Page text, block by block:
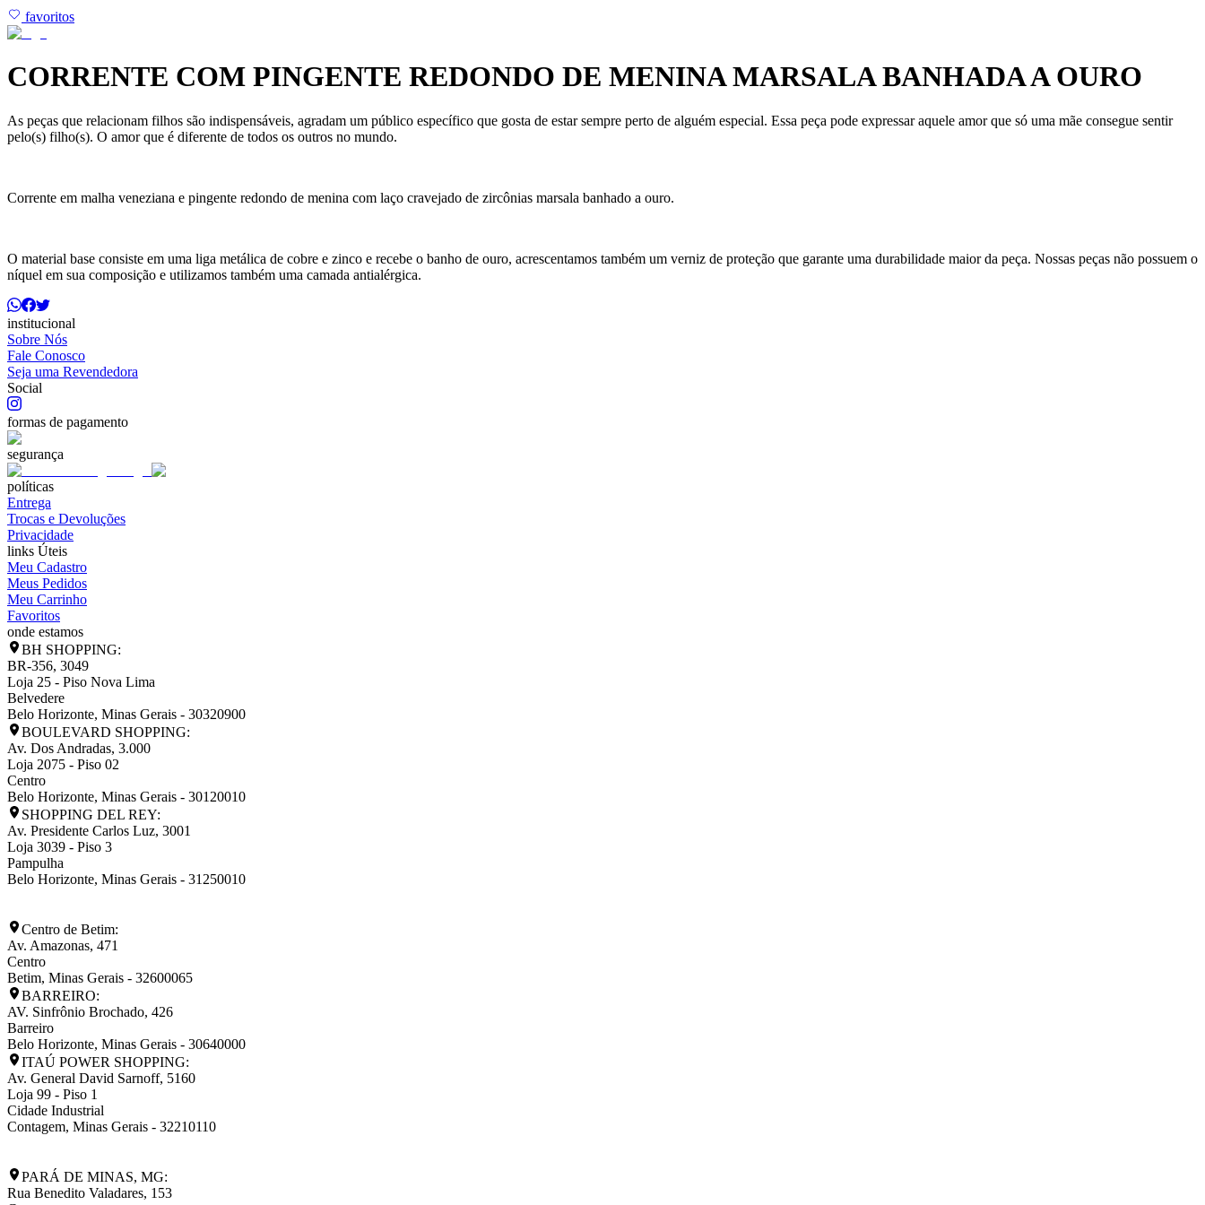
favoritos
CORRENTE COM PINGENTE REDONDO DE MENINA MARSALA BANHADA A OURO
As peças que relacionam filhos são indispensáveis, agradam um público específico que gosta de estar sempre perto de alguém especial. Essa peça pode expressar aquele amor que só uma mãe consegue sentir
pelo(s) filho(s). O amor que é diferente de todos os outros no mundo.
Corrente em malha veneziana e pingente redondo de menina com laço cravejado de zircônias marsala banhado a ouro.
O material base consiste em uma liga metálica de cobre e zinco e recebe o banho de ouro, acrescentamos também um verniz de proteção que garante uma durabilidade maior da peça. Nossas peças não possuem o
níquel em sua composição e utilizamos também uma camada antialérgica.
institucional
Sobre Nós
Fale Conosco
Seja uma Revendedora
Social
formas de pagamento
segurança
políticas
Entrega
Trocas e Devoluções
Privacidade
links Úteis
Meu Cadastro
Meus Pedidos
Meu Carrinho
Favoritos
onde estamos
BH SHOPPING:
BR-356, 3049
Loja 25 - Piso Nova Lima
Belvedere
Belo Horizonte, Minas Gerais - 30320900
BOULEVARD SHOPPING:
Av. Dos Andradas, 3.000
Loja 2075 - Piso 02
Centro
Belo Horizonte, Minas Gerais - 30120010
SHOPPING DEL REY:
Av. Presidente Carlos Luz, 3001
Loja 3039 - Piso 3
Pampulha
Belo Horizonte, Minas Gerais - 31250010
Centro de Betim:
Av. Amazonas, 471
Centro
Betim, Minas Gerais - 32600065
BARREIRO:
AV. Sinfrônio Brochado, 426
Barreiro
Belo Horizonte, Minas Gerais - 30640000
ITAÚ POWER SHOPPING:
Av. General David Sarnoff, 5160
Loja 99 - Piso 1
Cidade Industrial
Contagem, Minas Gerais - 32210110
PARÁ DE MINAS, MG:
Rua Benedito Valadares, 153